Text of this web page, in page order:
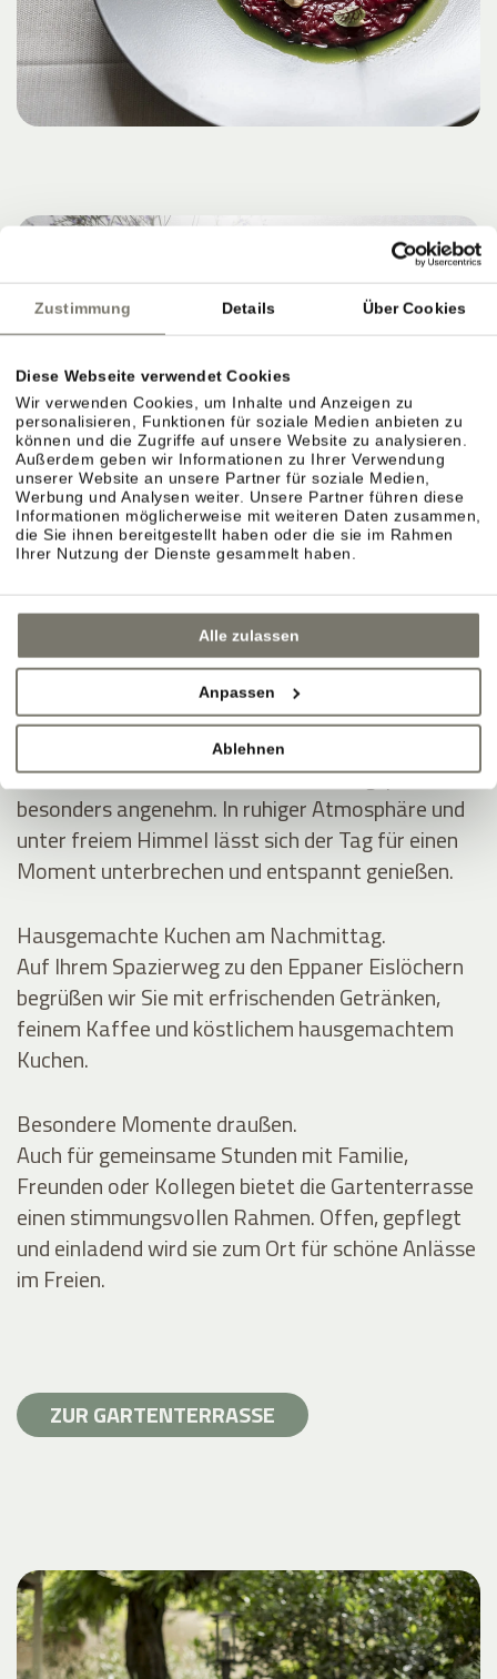
Zustimmung Details Über Cookies
Diese Webseite verwendet Cookies
Wir verwenden Cookies, um Inhalte und Anzeigen zu
personalisieren, Funktionen für soziale Medien anbieten zu
können und die Zugriffe auf unsere Website zu analysieren.
Außerdem geben wir Informationen zu Ihrer Verwendung
unserer Website an unsere Partner für soziale Medien,
Werbung und Analysen weiter. Unsere Partner führen diese
Informationen möglicherweise mit weiteren Daten zusammen,
die Sie ihnen bereitgestellt haben oder die sie im Rahmen
Ihrer Nutzung der Dienste gesammelt haben.
Alle zulassen
Anpassen
Ablehnen
GARTENTERRASSE IN EPPAN –
SCHATTEN, WEIN, GUTE GESPRÄCHE
Auf der Gartenterrasse wird die Mittagspause
besonders angenehm. In ruhiger Atmosphäre und
unter freiem Himmel lässt sich der Tag für einen
Moment unterbrechen und entspannt genießen.
Hausgemachte Kuchen am Nachmittag.
Auf Ihrem Spazierweg zu den Eppaner Eislöchern
begrüßen wir Sie mit erfrischenden Getränken,
feinem Kaffee und köstlichem hausgemachtem
Kuchen.
Besondere Momente draußen.
Auch für gemeinsame Stunden mit Familie,
Freunden oder Kollegen bietet die Gartenterrasse
einen stimmungsvollen Rahmen. Offen, gepflegt
und einladend wird sie zum Ort für schöne Anlässe
im Freien.
ZUR GARTENTERRASSE